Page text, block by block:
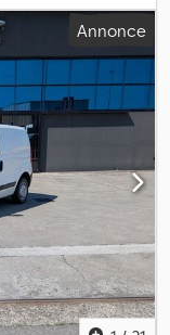
de série,
PTAC : 1 820 kg,
diesel
Annonce